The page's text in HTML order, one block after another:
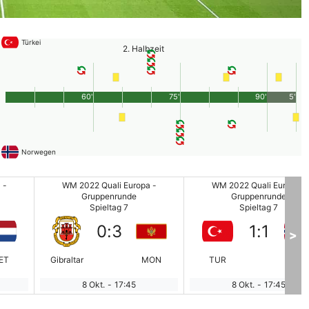
Türkei
2. Halbzeit
Norwegen
90'
60' 75' 5'
-
WM 2022 Quali Europa -
Gruppenrunde
Spieltag 7
Gibraltar
0:3
MON
8 Okt. - 17:45
WM 2022 Quali Europa -
Gruppenrunde
Spieltag 7
TUR
1:1
8 Okt. - 17:45
>